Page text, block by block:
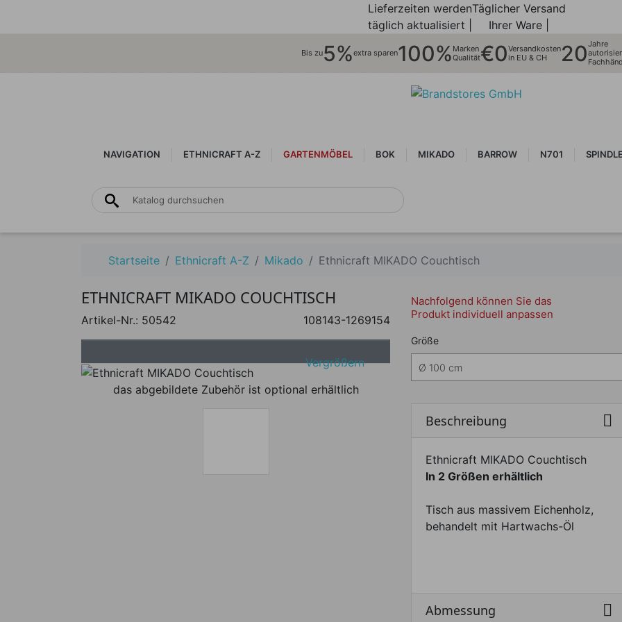
Lieferzeiten werden
täglich aktualisiert |
Täglicher Versand
Ihrer Ware |
Bis zu5%extra sparen100% Marken
Qualität€0Versandkosten
in EU & CH
20Jahre
NAVIGATION ETHNICRAFT A-Z GARTENMÖBEL BOK MIKADO BARROW N701
Startseite Ethnicraft A-Z Mikado Ethnicraft MIKADO Couchtisch
ETHNICRAFT MIKADO COUCHTISCH
Artikel-Nr.: 50542 108143-1269154
Vergrößern
das abgebildete Zubehör ist optional erhältlich
Nachfolgend können Sie das
Produkt individuell anpassen
Nachfolgend können Sie
Größe
Beschreibung 
Ethnicraft MIKADO Couchtisch
In 2 Größen erhältlich
Tisch aus massivem Eichenholz,
behandelt mit Hartwachs-Öl
Abmessung 